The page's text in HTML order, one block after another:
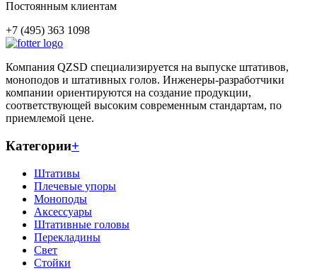
Постоянным клиентам
+7 (495) 363 1098
Компания QZSD специализируется на выпуске штативов,
моноподов и штативных голов. Инженеры-разработчики
компании ориентируются на создание продукции,
соответствующей высоким современным стандартам, по
приемлемой цене.
Категории+
Штативы
Плечевые упоры
Моноподы
Аксессуары
Штативные головы
Перекладины
Свет
Стойки